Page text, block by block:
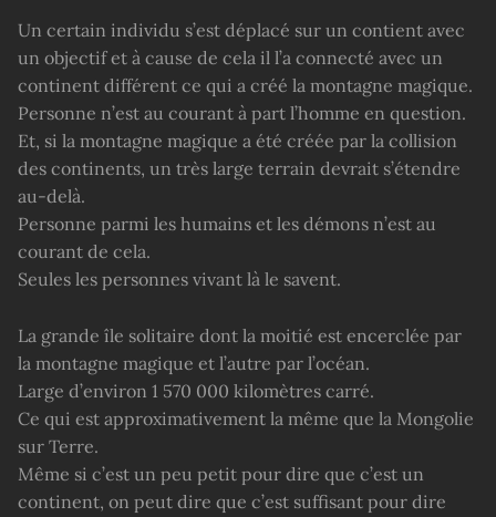
Un certain individu s’est déplacé sur un contient avec
un objectif et à cause de cela il l’a connecté avec un
continent différent ce qui a créé la montagne magique.
Personne n’est au courant à part l’homme en question.
Et, si la montagne magique a été créée par la collision
des continents, un très large terrain devrait s’étendre
au-delà.
Personne parmi les humains et les démons n’est au
courant de cela.
Seules les personnes vivant là le savent.
La grande île solitaire dont la moitié est encerclée par
la montagne magique et l’autre par l’océan.
Large d’environ 1 570 000 kilomètres carré.
Ce qui est approximativement la même que la Mongolie
sur Terre.
Même si c’est un peu petit pour dire que c’est un
continent, on peut dire que c’est suffisant pour dire